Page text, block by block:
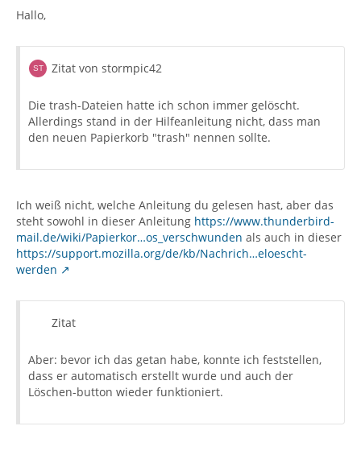
Hallo,
Zitat von stormpic42
Die trash-Dateien hatte ich schon immer gelöscht.
Allerdings stand in der Hilfeanleitung nicht, dass man
den neuen Papierkorb "trash" nennen sollte.
Ich weiß nicht, welche Anleitung du gelesen hast, aber das
steht sowohl in dieser Anleitung https://www.thunderbird-
mail.de/wiki/Papierkor…os_verschwunden als auch in dieser
https://support.mozilla.org/de/kb/Nachrich…eloescht-
werden
Zitat
Aber: bevor ich das getan habe, konnte ich feststellen,
dass er automatisch erstellt wurde und auch der
Löschen-button wieder funktioniert.